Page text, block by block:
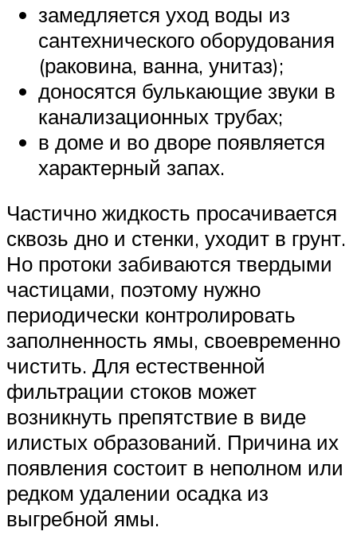
замедляется уход воды из
сантехнического оборудования
(раковина, ванна, унитаз);
доносятся булькающие звуки в
канализационных трубах;
в доме и во дворе появляется
характерный запах.
Частично жидкость просачивается
сквозь дно и стенки, уходит в грунт.
Но протоки забиваются твердыми
частицами, поэтому нужно
периодически контролировать
заполненность ямы, своевременно
чистить. Для естественной
фильтрации стоков может
возникнуть препятствие в виде
илистых образований. Причина их
появления состоит в неполном или
редком удалении осадка из
выгребной ямы.